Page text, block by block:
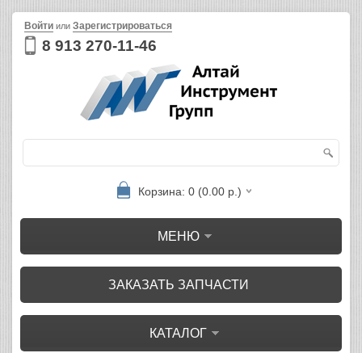
8 913 270-11-46
Войти или Зарегистрироваться
Корзина: 0 (0.00 р.)
МЕНЮ
ЗАКАЗАТЬ ЗАПЧАСТИ
КАТАЛОГ